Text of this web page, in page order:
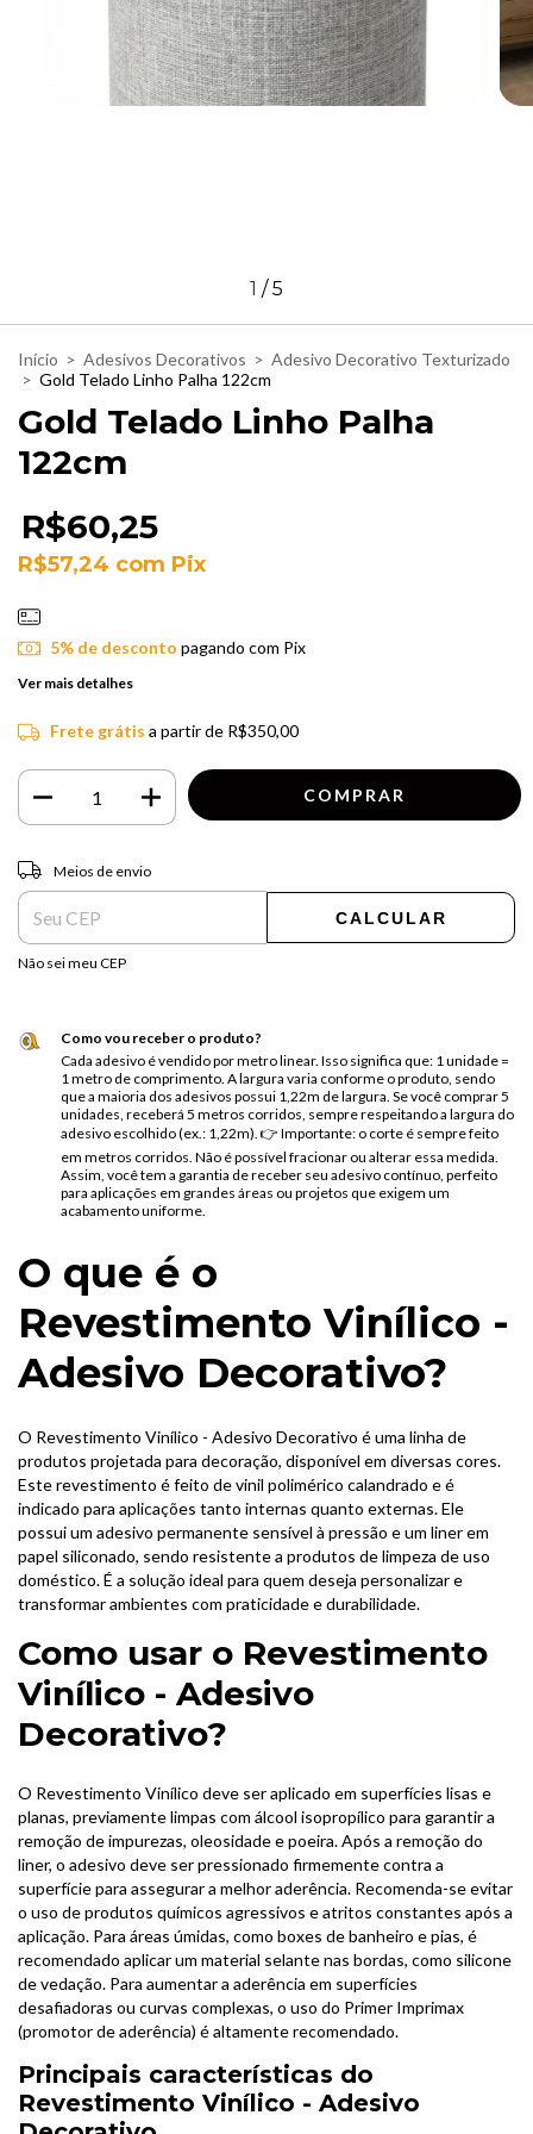
1 /5
Início > Adesivos Decorativos > Adesivo Decorativo Texturizado
> Gold Telado Linho Palha 122cm
Gold Telado Linho Palha
122cm
R$60,25
R$57,24 com Pix
5% de desconto pagando com Pix
Ver mais detalhes
Frete grátis a partir de R$350,00
Entregas para o CEP:
Meios de envio
CALCULAR
Não sei meu CEP
Como vou receber o produto?
Cada adesivo é vendido por metro linear. Isso significa que: 1 unidade =
1 metro de comprimento. A largura varia conforme o produto, sendo
que a maioria dos adesivos possui 1,22m de largura. Se você comprar 5
unidades, receberá 5 metros corridos, sempre respeitando a largura do
adesivo escolhido (ex.: 1,22m). 👉 Importante: o corte é sempre feito
em metros corridos. Não é possível fracionar ou alterar essa medida.
Assim, você tem a garantia de receber seu adesivo contínuo, perfeito
para aplicações em grandes áreas ou projetos que exigem um
acabamento uniforme.
O que é o
Revestimento Vinílico -
Adesivo Decorativo?
O Revestimento Vinílico - Adesivo Decorativo é uma linha de
produtos projetada para decoração, disponível em diversas cores.
Este revestimento é feito de vinil polimérico calandrado e é
indicado para aplicações tanto internas quanto externas. Ele
possui um adesivo permanente sensível à pressão e um liner em
papel siliconado, sendo resistente a produtos de limpeza de uso
doméstico. É a solução ideal para quem deseja personalizar e
transformar ambientes com praticidade e durabilidade.
Como usar o Revestimento
Vinílico - Adesivo
Decorativo?
O Revestimento Vinílico deve ser aplicado em superfícies lisas e
planas, previamente limpas com álcool isopropílico para garantir a
remoção de impurezas, oleosidade e poeira. Após a remoção do
liner, o adesivo deve ser pressionado firmemente contra a
superfície para assegurar a melhor aderência. Recomenda-se evitar
o uso de produtos químicos agressivos e atritos constantes após a
aplicação. Para áreas úmidas, como boxes de banheiro e pias, é
recomendado aplicar um material selante nas bordas, como silicone
de vedação. Para aumentar a aderência em superfícies
desafiadoras ou curvas complexas, o uso do Primer Imprimax
(promotor de aderência) é altamente recomendado.
Principais características do
Revestimento Vinílico - Adesivo